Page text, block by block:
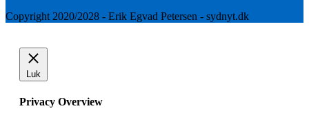
Copyright 2020/2028 - Erik Egvad Petersen - sydnyt.dk
Luk
Privacy Overview